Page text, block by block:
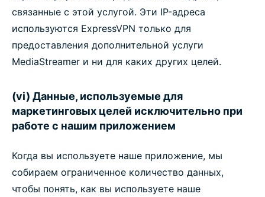
связанные с этой услугой. Эти IP-адреса
используются ExpressVPN только для
предоставления дополнительной услуги
MediaStreamer и ни для каких других целей.
(vi) Данные, используемые для
маркетинговых целей исключительно при
работе с нашим приложением
Когда вы используете наше приложение, мы
собираем ограниченное количество данных,
чтобы понять, как вы используете наше